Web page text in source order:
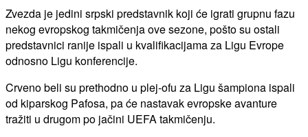
Zvezda je jedini srpski predstavnik koji će igrati grupnu fazu
nekog evropskog takmičenja ove sezone, pošto su ostali
predstavnici ranije ispali u kvalifikacijama za Ligu Evrope
odnosno Ligu konferencije.
Crveno beli su prethodno u plej-ofu za Ligu šampiona ispali
od kiparskog Pafosa, pa će nastavak evropske avanture
tražiti u drugom po jačini UEFA takmičenju.